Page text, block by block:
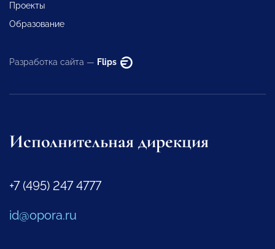
Проекты
Образование
Разработка сайта — Flips
Исполнительная дирекция
+7 (495) 247 4777
id@opora.ru